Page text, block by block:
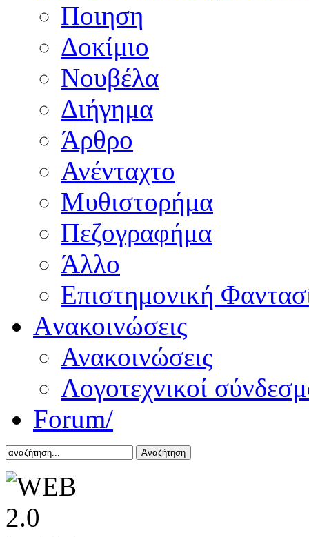
Ποιηση
Δοκίμιο
Νουβέλα
Διήγημα
Άρθρο
Ανένταχτο
Μυθιστορήμα
Πεζογραφήμα
Άλλο
Επιστημονική
Aνακοινώσεις
Ανακοινώσεις
Λογοτεχνικοί
Forum/
Αναζήτηση